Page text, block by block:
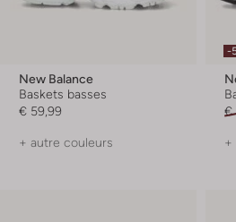
New Balance
Baskets basses
€ 59,99
+ autre couleurs
-
€
+